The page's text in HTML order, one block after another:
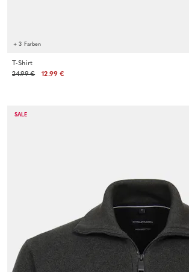
+ 3 Farben
T-Shirt
24.99 €
12.99 €
SALE